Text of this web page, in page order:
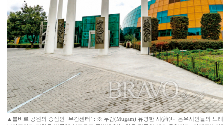
▲불바르 공원의 중심인 ‘무감센터’ : ※ 무감(Mugam) 유명한 시(詩)나 음유시인들의 노